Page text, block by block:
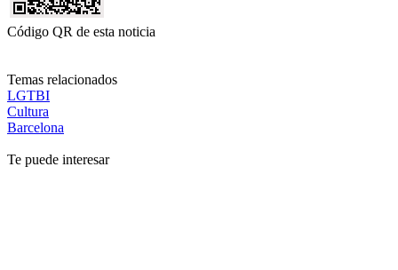
Código QR de esta noticia
Temas relacionados
LGTBI
Cultura
Barcelona
Te puede interesar